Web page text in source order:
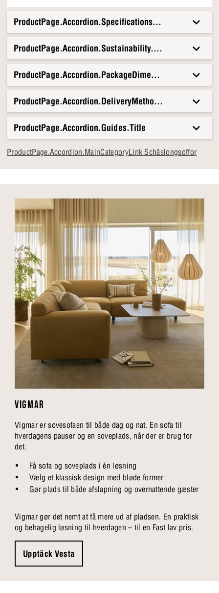
ProductPage.Accordion.Specifications.Title
ProductPage.Accordion.Sustainability.Title
ProductPage.Accordion.DeliveryMethods.Title
ProductPage.Accordion.Guides.Title
ProductPage.Accordion.MainCategoryLink Schäslongsoffor
VIGMAR
Vigmar er sovesofaen til både dag og nat. En sofa til
hverdagens pauser og en soveplads, når der er brug for
det.
Få sofa og soveplads i én løsning
Vælg et klassisk design med bløde former
Gør plads til både afslapning og overnattende gæster
Vigmar gør det nemt at få mere ud af pladsen. En praktisk
og behagelig løsning til hverdagen – til en Fast lav pris.
Upptäck Vesta